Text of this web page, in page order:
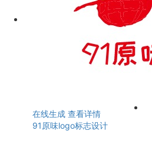
在线生成 查看详情
91原味logo标志设计